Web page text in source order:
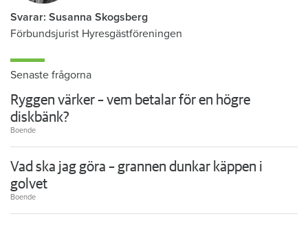
Svarar: Susanna Skogsberg
Förbundsjurist Hyresgästföreningen
Senaste frågorna
Ryggen värker – vem betalar för en högre
diskbänk?
Boende
Vad ska jag göra – grannen dunkar käppen i
golvet
Boende